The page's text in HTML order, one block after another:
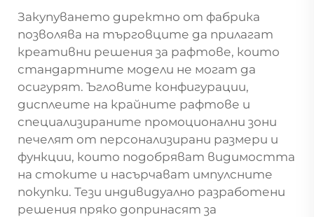
Закупуването директно от фабрика
позволява на търговците да прилагат
креативни решения за рафтове, които
стандартните модели не могат да
осигурят. Ъгловите конфигурации,
дисплеите на крайните рафтове и
специализираните промоционални зони
печелят от персонализирани размери и
функции, които подобряват видимостта
на стоките и насърчават импулсните
покупки. Тези индивидуално разработени
решения пряко допринасят за